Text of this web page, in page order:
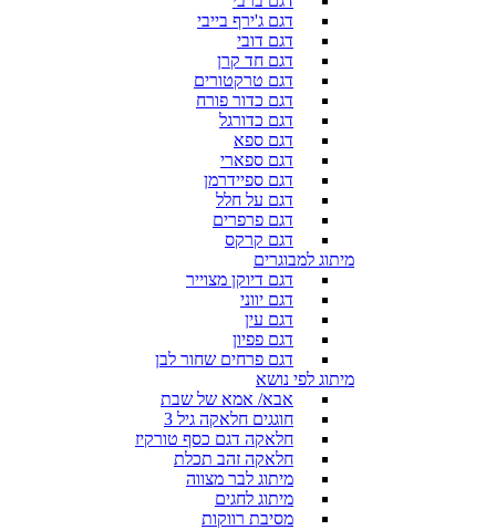
דגם ג'ירף בייבי
דגם דובי
דגם חד קרן
דגם טרקטורים
דגם כדור פורח
דגם כדורגל
דגם ספא
דגם ספארי
דגם ספיידרמן
דגם על חלל
דגם פרפרים
דגם קרקס
מיתוג למבוגרים
דגם דיוקן מצוייר
דגם יווני
דגם עין
דגם פפיון
דגם פרחים שחור לבן
מיתוג לפי נושא
אבא/ אמא של שבת
חוגגים חלאקה גיל 3
חלאקה דגם כסף טורקיז
חלאקה זהב תכלת
מיתוג לבר מצווה
מיתוג לחגים
מסיבת רווקות